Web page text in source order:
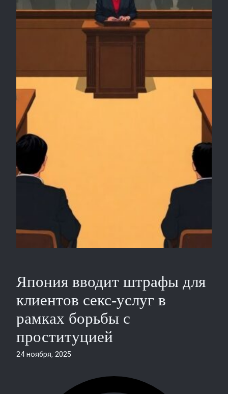
Япония вводит штрафы для
клиентов секс-услуг в
рамках борьбы с
проституцией
24 ноября, 2025